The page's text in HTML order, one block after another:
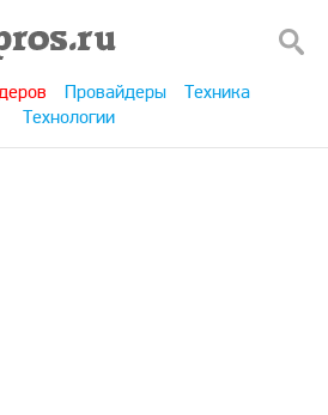
Провайдеры
Техника
Технологии